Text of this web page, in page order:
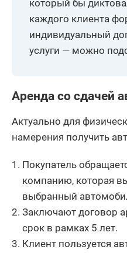
который бы
каждого клиента
индивидуальный
услуги — можно
Аренда со сдачей
Актуально для
намерения получить
Покупатель
компанию, которая
выбранный
Заключают договор
срок в рамках 5 лет.
Клиент пользуется